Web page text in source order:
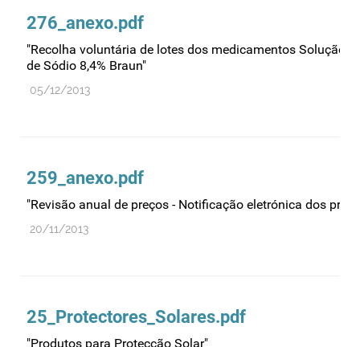
Fabricantes
Fabrico
Farmacovigilância
Importação
Informação estatística
Informação institucional
Legislação
Licenciamentos
276_anexo.pdf
"Recolha voluntária de lotes dos medicamentos Solução
de Sódio 8,4% Braun"
05/12/2013
259_anexo.pdf
"Revisão anual de preços - Notificação eletrónica dos
20/11/2013
25_Protectores_Solares.pdf
"Produtos para Protecção Solar"